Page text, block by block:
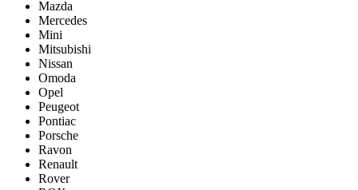
Mazda
Mercedes
Mini
Mitsubishi
Nissan
Omoda
Opel
Peugeot
Pontiac
Porsсhe
Ravon
Renault
Rover